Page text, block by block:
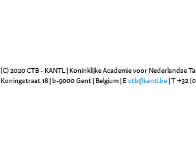
(C) 2020 CTB - KANTL | Koninklijke Academie voor Nederlandse
Koningstraat 18 | b-9000 Gent | Belgium | E ctb@kantl.be | T +32